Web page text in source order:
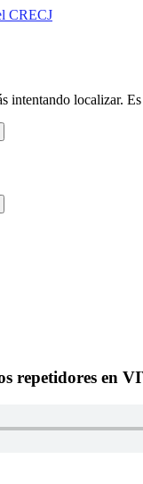
CRECJ
intentando localizar.
repetidores en